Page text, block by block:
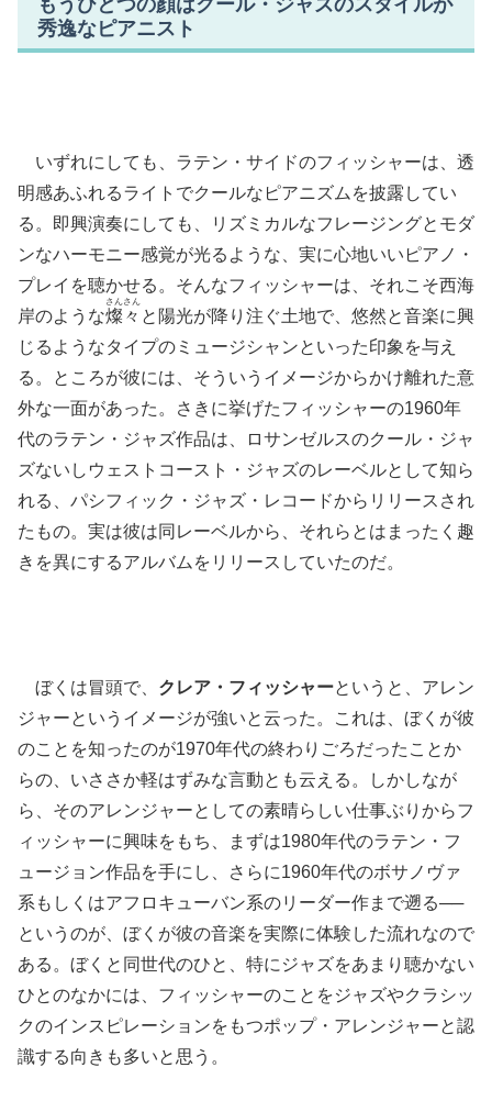
もうひとつの顔はクール・ジャズのスタイルが
秀逸なピアニスト
いずれにしても、ラテン・サイドのフィッシャーは、透
明感あふれるライトでクールなピアニズムを披露してい
る。即興演奏にしても、リズミカルなフレージングとモダ
ンなハーモニー感覚が光るような、実に心地いいピアノ・
プレイを聴かせる。そんなフィッシャーは、それこそ西海
岸のような燦々
さんさん
と陽光が降り注ぐ土地で、悠然と音楽に興
じるようなタイプのミュージシャンといった印象を与え
る。ところが彼には、そういうイメージからかけ離れた意
外な一面があった。さきに挙げたフィッシャーの1960年
代のラテン・ジャズ作品は、ロサンゼルスのクール・ジャ
ズないしウェストコースト・ジャズのレーベルとして知ら
れる、パシフィック・ジャズ・レコードからリリースされ
たもの。実は彼は同レーベルから、それらとはまったく趣
きを異にするアルバムをリリースしていたのだ。
ぼくは冒頭で、 クレア・フィッシャーというと、アレン
ジャーというイメージが強いと云った。これは、ぼくが彼
のことを知ったのが1970年代の終わりごろだったことか
らの、いささか軽はずみな言動とも云える。しかしなが
ら、そのアレンジャーとしての素晴らしい仕事ぶりからフ
ィッシャーに興味をもち、まずは1980年代のラテン・フ
ュージョン作品を手にし、さらに1960年代のボサノヴァ
系もしくはアフロキューバン系のリーダー作まで遡る──
というのが、ぼくが彼の音楽を実際に体験した流れなので
ある。ぼくと同世代のひと、特にジャズをあまり聴かない
ひとのなかには、フィッシャーのことをジャズやクラシッ
クのインスピレーションをもつポップ・アレンジャーと認
識する向きも多いと思う。